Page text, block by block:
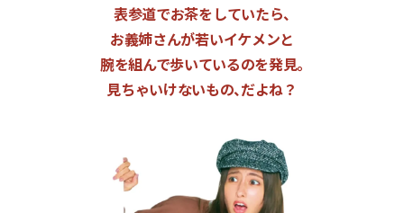
表参道でお茶をしていたら、
お義姉さんが若いイケメンと
腕を組んで歩いているのを発見。
見ちゃいけないもの、だよね？